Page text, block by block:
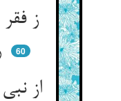
ز
را بکشد به عقر
60
از